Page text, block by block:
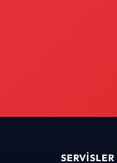
SERVISLER